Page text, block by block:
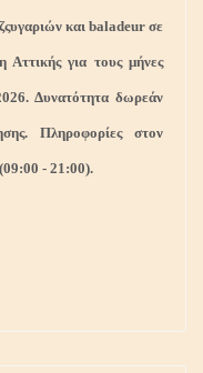
και baladeur σε
Αττικής για τους μήνες
Δυνατότητα δωρεάν
Πληροφορίες στον
- 21:00).